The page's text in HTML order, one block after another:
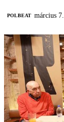
‎POLBEAT március 7.